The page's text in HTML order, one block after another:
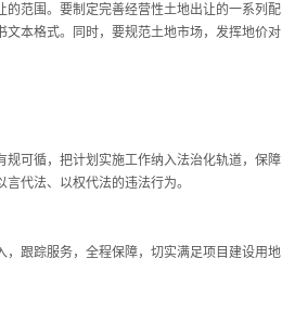
范围。要制定完善经营性土地出让的一系列配
本格式。同时，要规范土地市场，发挥地价对
可循，把计划实施工作纳入法治化轨道，保障
代法、以权代法的违法行为。
跟踪服务，全程保障，切实满足项目建设用地